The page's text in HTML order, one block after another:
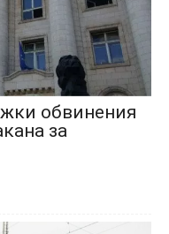
обвинения
за